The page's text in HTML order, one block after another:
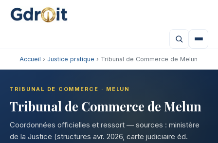
Accueil › Justice pratique › Tribunal de Commerce de Melun
TRIBUNAL DE COMMERCE · MELUN
Tribunal de Commerce de Melun
Coordonnées officielles et ressort — sources : ministère
de la Justice (structures avr. 2026, carte judiciaire éd.